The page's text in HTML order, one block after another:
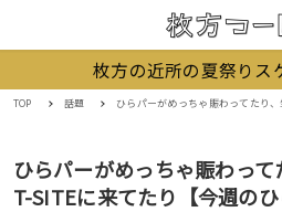
枚方の近所の夏祭りス
TOP 話題 ひらパーがめっちゃ賑わってたり、生食感カヌ
ひらパーがめっちゃ賑わっ
T-SITEに来てたり【今週のひ